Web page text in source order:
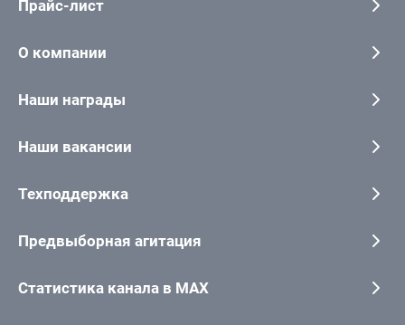
Прайс-лист
О компании
Наши награды
Наши вакансии
Техподдержка
Предвыборная агитация
Статистика канала в MAX